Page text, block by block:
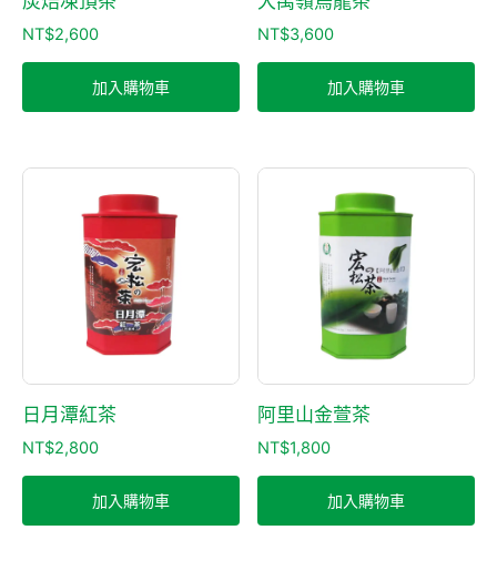
NT$2,600
加入購物車
NT$3,600
加入購物車
日月潭紅茶
NT$2,800
加入購物車
阿里山金萱茶
NT$1,800
加入購物車